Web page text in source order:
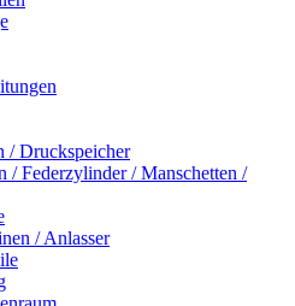
/ Druckspeicher
/ Federzylinder / Manschetten /
/ Anlasser